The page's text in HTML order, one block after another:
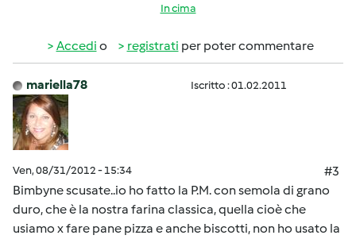
In cima
Accedi o registrati per poter commentare
mariella78 Iscritto : 01.02.2011
Ven, 08/31/2012 - 15:34
#3
Bimbyne scusate..io ho fatto la P.M. con semola di grano
duro, che è la nostra farina classica, quella cioè che
usiamo x fare pane pizza e anche biscotti, non ho usato la